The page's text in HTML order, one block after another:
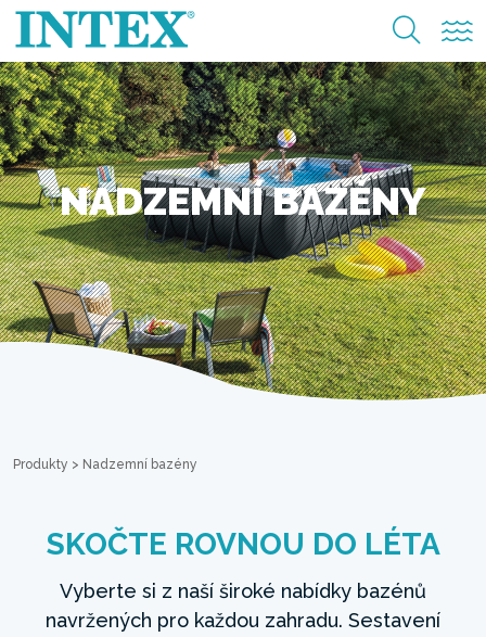
NADZEMNÍ BAZÉNY
Produkty > Nadzemní bazény
SKOČTE ROVNOU DO LÉTA
Vyberte si z naší široké nabídky bazénů
navržených pro každou zahradu. Sestavení